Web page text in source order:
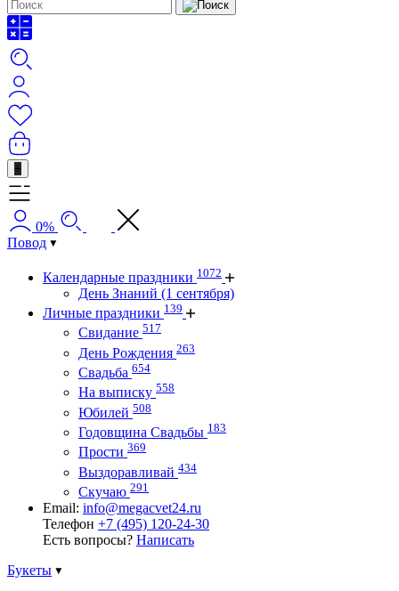
+
0%
Повод
Календарные праздники 1072
День Знаний (1 сентября)
Личные праздники 139
Свидание 517
День Рождения 263
Свадьба 654
На выписку 558
Юбилей 508
Годовщина Свадьбы 183
Прости 369
Выздоравливай 434
Скучаю 291
Email: info@megacvet24.ru
Телефон +7 (495) 120-24-30
Есть вопросы? Написать
Букеты